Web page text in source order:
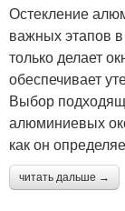
Остекление
важных этапов
только делает
обеспечивает
Выбор
алюминиевых
как он
читать дальше →